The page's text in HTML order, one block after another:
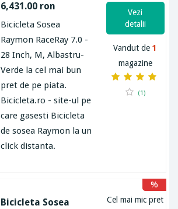
6,431.00 ron
Bicicleta Sosea
Raymon RaceRay 7.0 -
28 Inch, M, Albastru-
Verde la cel mai bun
pret de pe piata.
Bicicleta.ro - site-ul pe
care gasesti Bicicleta
de sosea Raymon la un
click distanta.
Vezi
detalii
Vandut de1
magazine
(1)
Bicicleta Sosea
Cel mai mic pret
%